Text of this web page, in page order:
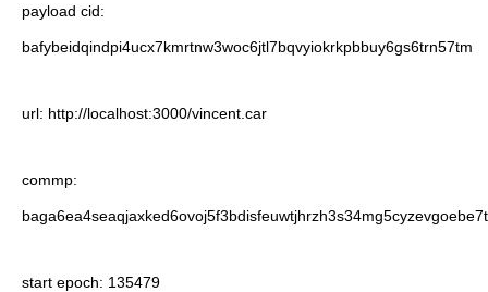
payload cid:
bafybeidqindpi4ucx7kmrtnw3woc6jtl7bqvyiokrkpbbuy6gs6trn57tm
url: http://localhost:3000/vincent.car
commp:
start epoch: 135479